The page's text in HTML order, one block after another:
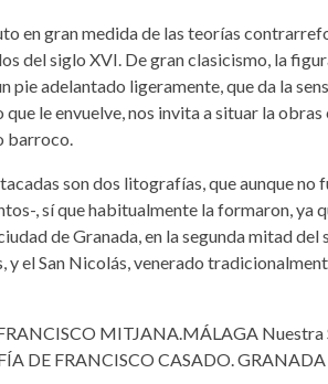
en gran medida de las teorías
del siglo XVI. De gran clasicismo, la
pie adelantado ligeramente, que da la
le envuelve, nos invita a situar la
barroco.
son dos litografías, que aunque
, sí que habitualmente la formaron, ya
de Granada, en la segunda mitad del
y el San Nicolás, venerado